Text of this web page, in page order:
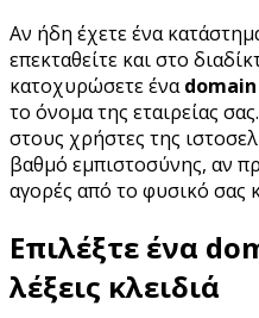
Αν ήδη έχετε ένα
επεκταθείτε και στο
κατοχυρώσετε ένα
το όνομα της εταιρείας
στους χρήστες της
βαθμό εμπιστοσύνης, αν
αγορές από το φυσικό σας
Επιλέξτε ένα
λέξεις κλειδιά